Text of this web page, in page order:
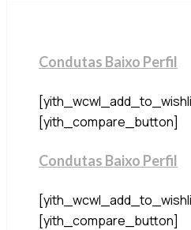
Condutas Baixo Perfil
[yith_compare_button]
Condutas Baixo Perfil
[yith_compare_button]